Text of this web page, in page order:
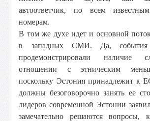
автоответчик, по всем
номерам.
В том же духе идет и основной
в западных СМИ. Да,
продемонстрировали наличие
отношении с этническим
поскольку Эстония принадлежит
должны безоговорочно занять ее
лидеров современной Эстонии
замечательно решаются вопросы,